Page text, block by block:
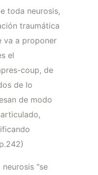
toda neurosis,
traumática
va a proponer
el
coup, de
de lo
de modo
"se